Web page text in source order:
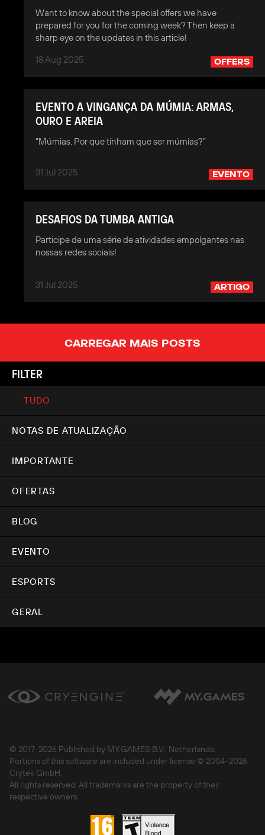
Want to know about the special offers we have
prepared for you for the coming week? Then keep a
sharp eye on the updates in this article!
18 Aug 2025
OFFERS
EVENTO A VINGANÇA DA MÚMIA: ARMAS,
OURO E AREIA
“Múmias. Por que tinham que ser múmias?”
31 Jul 2025 EVENTO
DESAFIOS DA TUMBA ANTIGA
Participe de uma série de atividades empolgantes nas
nossas redes sociais!
31 Jul 2025 ARTIGO
CARREGAR MAIS POSTS
FILTER
TUDO
NOTAS DE ATUALIZAÇÃO
IMPORTANTE
OFERTAS
BLOG
EVENTO
ESPORTS
GERAL
© 2017-2026 Published by MY.GAMES B.V., Netherlands.
Portions of this software are included under license © 2004-2026
Crytek GmbH.
All rights reserved. All trademarks are the property of their
respective owners.